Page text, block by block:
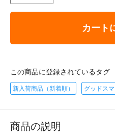
カート
この商品に登録されているタグ
新入荷商品（新着順） グッドス
商品の説明